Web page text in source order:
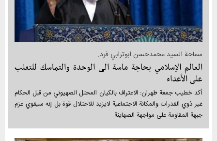
سماحة السيد محمدحسن ابوترابي فرد:
العالم الإسلامي بحاجة ماسة الی الوحدة والتماسك للتغلب
علی الأعداء
أكد خطيب جمعة طهران: الاعتراف بالكيان المحتل الصهيوني من قبل الحكام
غير ذوي القدرات والمكانة الاجتماعية لايزيد للاحتلال قوة بل إنه سيقوي عزم
جبهة المقاومة على مواجهة الصهاينة.